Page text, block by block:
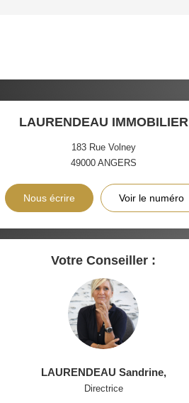
LAURENDEAU IMMOBILIER
183 Rue Volney
49000 ANGERS
Nous écrire Voir le numéro
Votre Conseiller :
LAURENDEAU Sandrine,
Directrice